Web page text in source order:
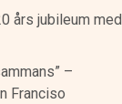
års jubileum med
–
Franciso